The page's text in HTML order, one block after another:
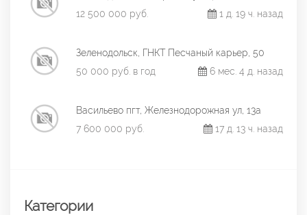
12 500 000 руб.
1 д. 19 ч. назад
Зеленодольск, ГНКТ Песчаный карьер, 50
50 000 руб. в год
6 мес. 4 д. назад
Васильево пгт, Железнодорожная ул, 13а
7 600 000 руб.
17 д. 13 ч. назад
Категории